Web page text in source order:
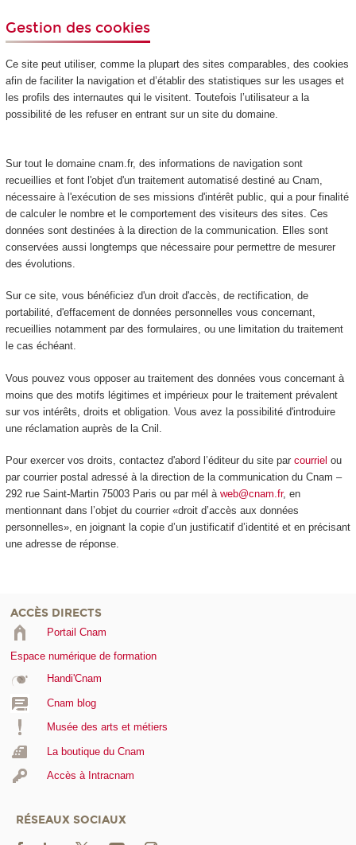
Gestion des cookies
Ce site peut utiliser, comme la plupart des sites comparables, des cookies
afin de faciliter la navigation et d’établir des statistiques sur les usages et
les profils des internautes qui le visitent. Toutefois l’utilisateur a la
possibilité de les refuser en entrant sur un site du domaine.
Sur tout le domaine cnam.fr, des informations de navigation sont
recueillies et font l'objet d'un traitement automatisé destiné au Cnam,
nécessaire à l'exécution de ses missions d'intérêt public, qui a pour finalité
de calculer le nombre et le comportement des visiteurs des sites. Ces
données sont destinées à la direction de la communication. Elles sont
conservées aussi longtemps que nécessaire pour permettre de mesurer
des évolutions.
Sur ce site, vous bénéficiez d'un droit d'accès, de rectification, de
portabilité, d'effacement de données personnelles vous concernant,
recueillies notamment par des formulaires, ou une limitation du traitement
le cas échéant.
Vous pouvez vous opposer au traitement des données vous concernant à
moins que des motifs légitimes et impérieux pour le traitement prévalent
sur vos intérêts, droits et obligation. Vous avez la possibilité d'introduire
une réclamation auprès de la Cnil.
Pour exercer vos droits, contactez d'abord l’éditeur du site par courriel ou
par courrier postal adressé à la direction de la communication du Cnam –
292 rue Saint-Martin 75003 Paris ou par mél à web@cnam.fr, en
mentionnant dans l’objet du courrier «droit d’accès aux données
personnelles», en joignant la copie d’un justificatif d’identité et en précisant
une adresse de réponse.
ACCÈS DIRECTS
Portail Cnam
Espace numérique de formation
Handi'Cnam
Cnam blog
Musée des arts et métiers
La boutique du Cnam
Accès à Intracnam
RÉSEAUX SOCIAUX